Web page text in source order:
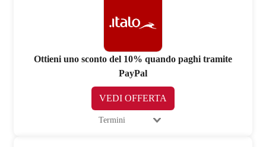
Ottieni uno sconto del 10% quando paghi tramite
PayPal
VEDI OFFERTA
Termini